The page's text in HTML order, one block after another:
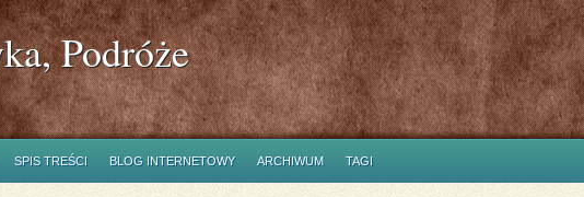
Podróże
SPIS TREŚCI BLOG INTERNETOWY ARCHIWUM TAGI